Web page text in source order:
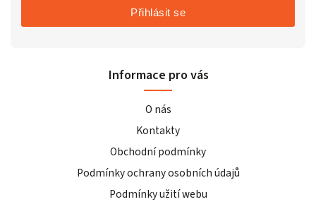
Přihlásit se
Informace pro vás
O nás
Kontakty
Obchodní podmínky
Podmínky ochrany osobních údajů
Podmínky užití webu